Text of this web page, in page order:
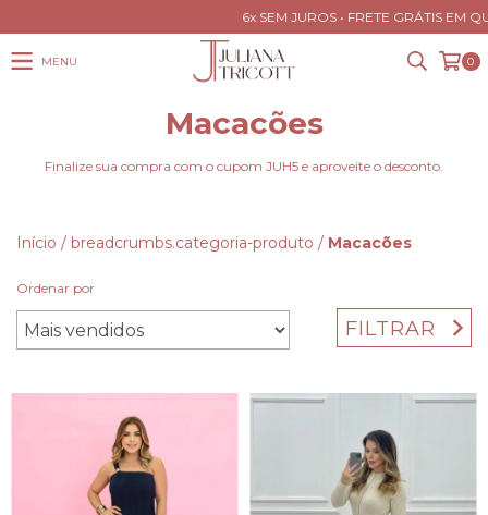
6x SEM JUROS • FRETE GRÁTIS EM
MENU 0
Macacões
Finalize sua compra com o cupom JUH5 e aproveite o desconto.
Início / breadcrumbs.categoria-produto / Macacões
Ordenar por
FILTRAR